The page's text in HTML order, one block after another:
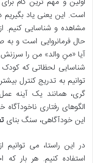
است. این یعنی یاد
مشاهده و شناسایی کنیم.
حال فرمانروایی است و
آیا «منِ والد» من را سرزنش
شناسایی لحظاتی که کودک
توانیم به تدریج کنترل
گری، همانند یک آینه
الگوهای رفتاری
این خودآگاهی، سنگ بنای
در این راستا، می
استفاده کنیم. هر بار